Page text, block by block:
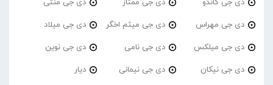
دی جی گاندو دی جی ممتاز دی جی منتی
دی جی مهراس دی جی میثم اخگر دی جی میلاد
دی جی میلکس دی جی نامی دی جی نوین
دی جی نیکان دی جی نیمانی دیار